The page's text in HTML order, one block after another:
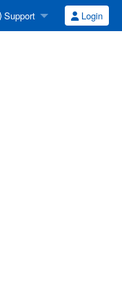
Support Login